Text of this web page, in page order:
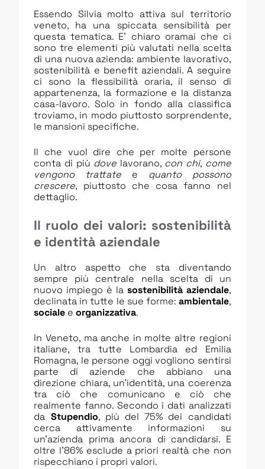
Essendo Silvia molto attiva sul territorio
veneto, ha una spiccata sensibilità per
questa tematica. E’ chiaro oramai che ci
sono tre elementi più valutati nella scelta
di una nuova azienda: ambiente lavorativo,
sostenibilità e benefit aziendali. A seguire
ci sono la flessibilità oraria, il senso di
appartenenza, la formazione e la distanza
casa-lavoro. Solo in fondo alla classifica
troviamo, in modo piuttosto sorprendente,
le mansioni specifiche.
Il che vuol dire che per molte persone
conta di più dove lavorano, con chi, come
vengono trattate e quanto possono
crescere, piuttosto che cosa fanno nel
dettaglio.
Il ruolo dei valori: sostenibilità
e identità aziendale
Un altro aspetto che sta diventando
sempre più centrale nella scelta di un
nuovo impiego è la sostenibilità aziendale,
declinata in tutte le sue forme: ambientale,
sociale eorganizzativa.
In Veneto, ma anche in molte altre regioni
italiane, tra tutte Lombardia ed Emilia
Romagna, le persone oggi vogliono sentirsi
parte di aziende che abbiano una
direzione chiara, un’identità, una coerenza
tra ciò che comunicano e ciò che
realmente fanno. Secondo i dati analizzati
da Stupendio, più del 75% dei candidati
cerca attivamente informazioni su
un’azienda prima ancora di candidarsi. E
oltre l’86% esclude a priori realtà che non
rispecchiano i propri valori.